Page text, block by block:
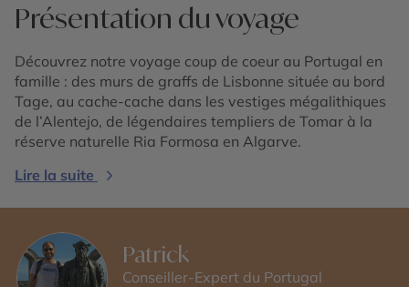
Présentation du voyage
Découvrez notre voyage coup de coeur au Portugal en
famille : des murs de graffs de Lisbonne située au bord
Tage, au cache-cache dans les vestiges mégalithiques
de l’Alentejo, de légendaires templiers de Tomar à la
réserve naturelle Ria Formosa en Algarve.
Lire la suite
Patrick
Conseiller-Expert du Portugal